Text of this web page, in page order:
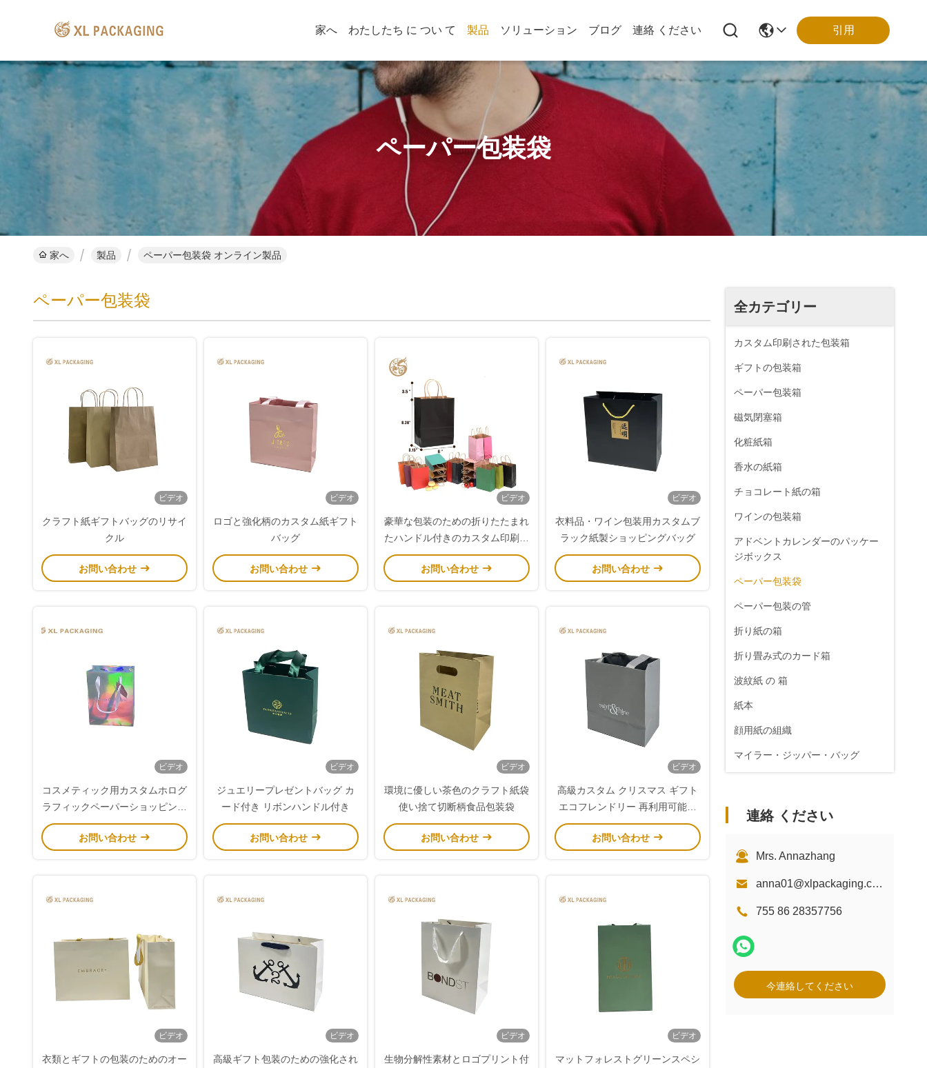
家へ わたしたち に つい て 製品 ソリューション ブログ 連絡 ください 引用
ペーパー包装袋
家へ 製品 ペーパー包装袋 オンライン製品
全カテゴリー
カスタム印刷された包装箱
ギフトの包装箱
ペーパー包装箱
磁気閉塞箱
化粧紙箱
香水の紙箱
チョコレート紙の箱
ワインの包装箱
アドベントカレンダーのパッケー
ジボックス
ペーパー包装袋
ペーパー包装の管
折り紙の箱
折り畳み式のカード箱
波紋紙 の 箱
紙本
顔用紙の組織
マイラー・ジッパー・バッグ
連絡 ください
Mrs. Annazhang
anna01@xlpackaging.com
755 86 28357756
今連絡してください
ペーパー包装袋
ビデオ
クラフト紙ギフトバッグのリサイ
クル
お問い合わせ
ビデオ
ロゴと強化柄のカスタム紙ギフト
バッグ
お問い合わせ
ビデオ
豪華な包装のための折りたたまれ
たハンドル付きのカスタム印刷ク
ラフト紙袋
お問い合わせ
ビデオ
衣料品・ワイン包装用カスタムブ
ラック紙製ショッピングバッグ
お問い合わせ
ビデオ
コスメティック用カスタムホログ
ラフィックペーパーショッピング
バッグ（リボンハンドル付き）
お問い合わせ
ビデオ
ジュエリープレゼントバッグ カ
ード付き リボンハンドル付き
お問い合わせ
ビデオ
環境に優しい茶色のクラフト紙袋
使い捨て切断柄食品包装袋
お問い合わせ
ビデオ
高級カスタム クリスマス ギフト
エコフレンドリー 再利用可能な
買い物袋 強化リボンハンドル カ
スタムパントン色
お問い合わせ
ビデオ
衣類とギフトの包装のためのオー
ビデオ
高級ギフト包装のための強化され
ビデオ
生物分解性素材とロゴプリント付
ビデオ
マットフォレストグリーンスペシ